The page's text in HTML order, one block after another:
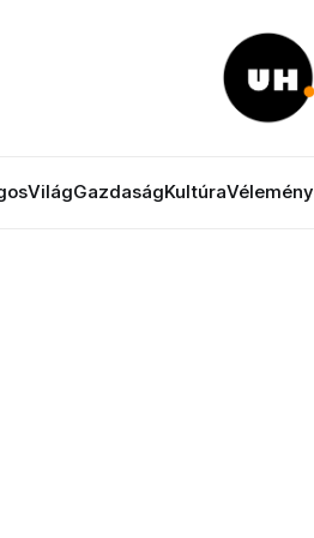
VilágGazdaságKultúraVélemény